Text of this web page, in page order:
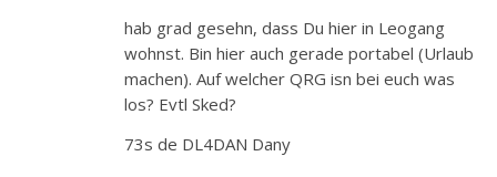
hab grad gesehn, dass Du hier in Leogang
wohnst. Bin hier auch gerade portabel (Urlaub
machen). Auf welcher QRG isn bei euch was
los? Evtl Sked?
73s de DL4DAN Dany